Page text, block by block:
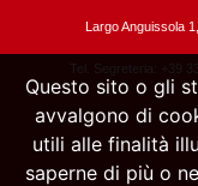
Largo Anguissola
Tel. Segreteria: +39
Questo sito o gli
avvalgono di
utili alle finalità
saperne di più o